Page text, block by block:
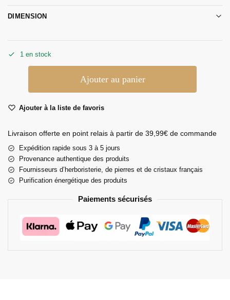
DIMENSION
1 en stock
Ajouter au panier
Ajouter à la liste de favoris
Livraison offerte en point relais à partir de 39,99€ de commande
Expédition rapide sous 3 à 5 jours
Provenance authentique des produits
Fournisseurs d’herboristerie, de pierres et de cristaux français
Purification énergétique des produits
Paiements sécurisés